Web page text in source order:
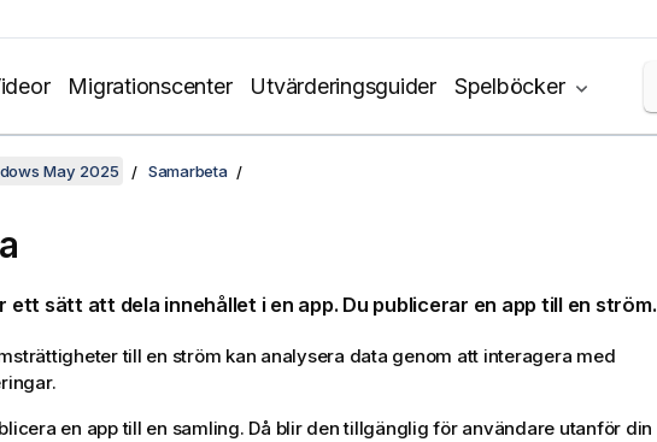
Migrationscenter Utvärderingsguider Spelböcker
May 2025 Samarbeta
ett sätt att dela innehållet i en app. Du publicerar en app till en ström.
till en ström kan analysera data genom att interagera med
en app till en samling. Då blir den tillgänglig för användare utanför din